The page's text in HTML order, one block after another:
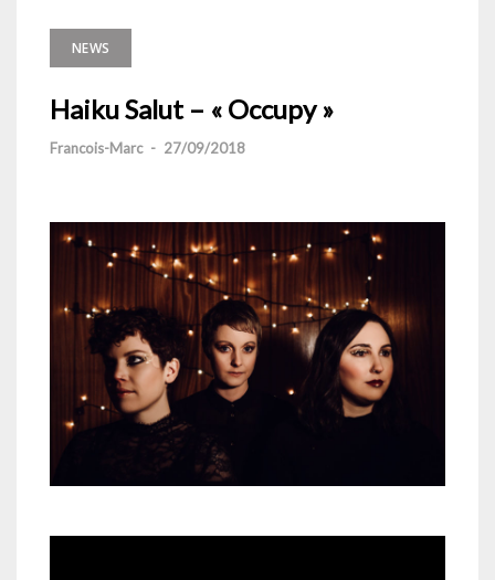
NEWS
Haiku Salut – « Occupy »
Francois-Marc - 27/09/2018